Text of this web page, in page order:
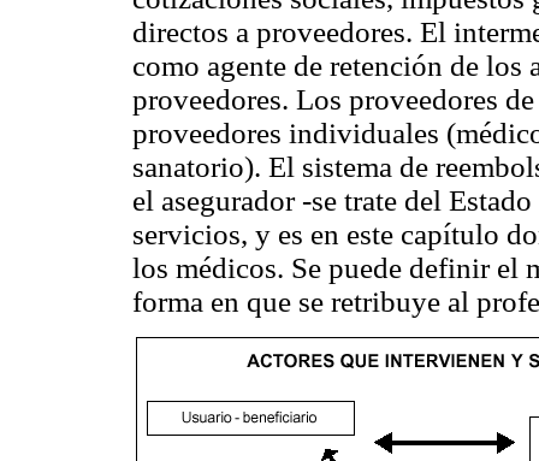
directos a proveedores. El
como agente de retención de los
proveedores. Los proveedores
proveedores individuales
sanatorio). El sistema de
el asegurador -se trate del
servicios, y es en este capítulo
los médicos. Se puede definir el
forma en que se retribuye al